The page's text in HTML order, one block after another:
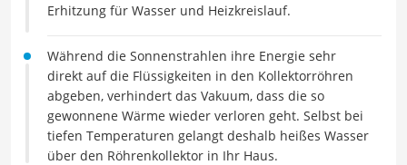
Erhitzung für Wasser und Heizkreislauf.
Während die Sonnenstrahlen ihre Energie sehr
direkt auf die Flüssigkeiten in den Kollektorröhren
abgeben, verhindert das Vakuum, dass die so
gewonnene Wärme wieder verloren geht. Selbst bei
tiefen Temperaturen gelangt deshalb heißes Wasser
über den Röhrenkollektor in Ihr Haus.